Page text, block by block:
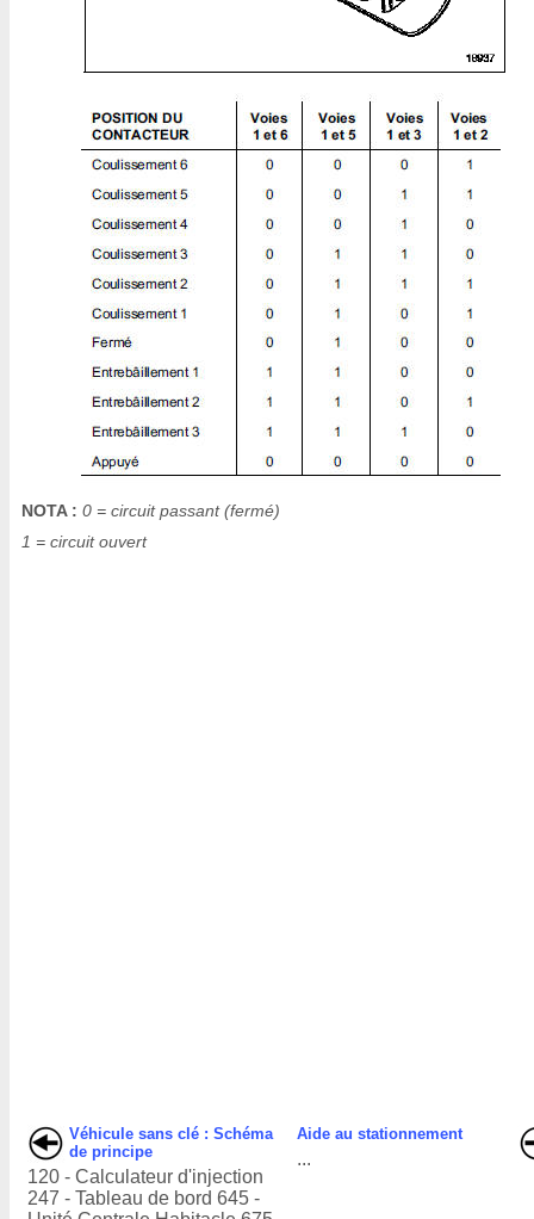
NOTA : 0 = circuit passant (fermé)
1 = circuit ouvert
Véhicule sans clé : Schéma
de principe
120 - Calculateur d'injection
247 - Tableau de bord 645 -
Aide au stationnement
...